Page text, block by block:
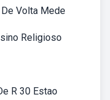
Volta Mede
Religioso
R 30 Estao